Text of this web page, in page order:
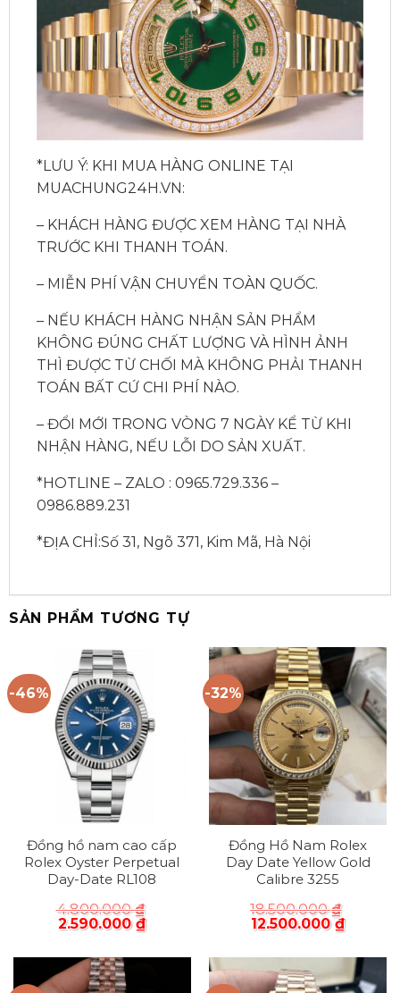
*LƯU Ý: KHI MUA HÀNG ONLINE TẠI
MUACHUNG24H.VN:
– KHÁCH HÀNG ĐƯỢC XEM HÀNG TẠI NHÀ
TRƯỚC KHI THANH TOÁN.
– MIỄN PHÍ VẬN CHUYỂN TOÀN QUỐC.
– NẾU KHÁCH HÀNG NHẬN SẢN PHẨM
KHÔNG ĐÚNG CHẤT LƯỢNG VÀ HÌNH ẢNH
THÌ ĐƯỢC TỪ CHỐI MÀ KHÔNG PHẢI THANH
TOÁN BẤT CỨ CHI PHÍ NÀO.
– ĐỔI MỚI TRONG VÒNG 7 NGÀY KỂ TỪ KHI
NHẬN HÀNG, NẾU LỖI DO SẢN XUẤT.
*HOTLINE – ZALO : 0965.729.336 –
0986.889.231
*ĐỊA CHỈ:Số 31, Ngõ 371, Kim Mã, Hà Nội
SẢN PHẨM TƯƠNG TỰ
-46%
Đồng hồ nam cao cấp
Rolex Oyster Perpetual
Day-Date RL108
4.800.000₫
2.590.000₫
-32%
Đồng Hồ Nam Rolex
Day Date Yellow Gold
Calibre 3255
18.500.000₫
12.500.000₫